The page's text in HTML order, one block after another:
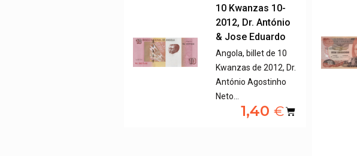
10 Kwanzas 10-
2012, Dr. António
& Jose Eduardo
Angola, billet de 10
Kwanzas de 2012, Dr.
António Agostinho
Neto…
1,40 €